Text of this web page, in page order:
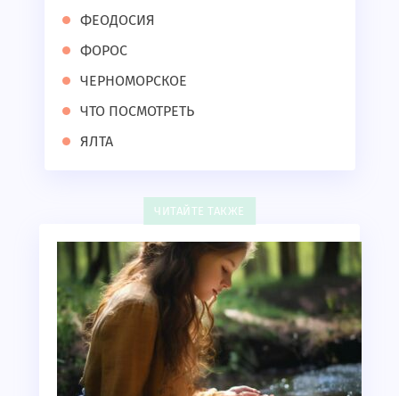
ФЕОДОСИЯ
ФОРОС
ЧЕРНОМОРСКОЕ
ЧТО ПОСМОТРЕТЬ
ЯЛТА
ЧИТАЙТЕ ТАКЖЕ